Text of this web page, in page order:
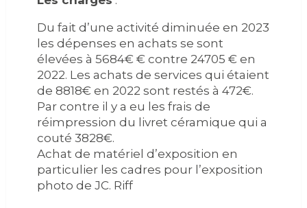
Du fait d’une activité diminuée en 2023
les dépenses en achats se sont
élevées à 5684€ € contre 24705 € en
2022. Les achats de services qui étaient
de 8818€ en 2022 sont restés à 472€.
Par contre il y a eu les frais de
réimpression du livret céramique qui a
couté 3828€.
Achat de matériel d’exposition en
particulier les cadres pour l’exposition
photo de JC. Riff